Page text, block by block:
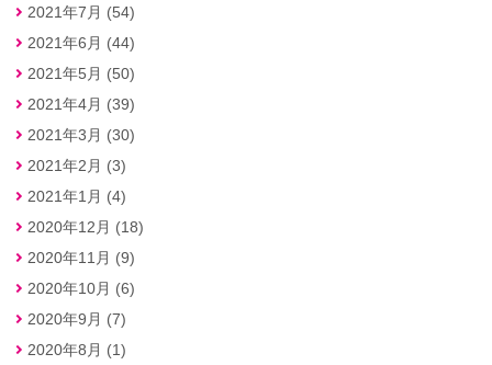
2021年7月 (54)
2021年6月 (44)
2021年5月 (50)
2021年4月 (39)
2021年3月 (30)
2021年2月 (3)
2021年1月 (4)
2020年12月 (18)
2020年11月 (9)
2020年10月 (6)
2020年9月 (7)
2020年8月 (1)